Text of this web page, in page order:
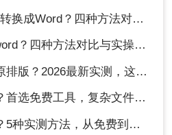
种方法对比与实操指南（附详细表格）!
方法对比与实操指南（附详细表格）
新实测，这5种方法从免费到专业全搞定！
费工具，复杂文件再上专业软件！
方法，从免费到专业全攻略！